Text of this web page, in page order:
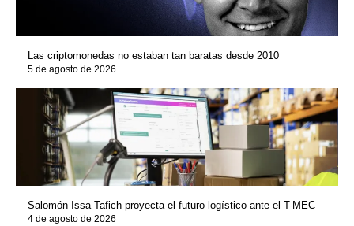
Las criptomonedas no estaban tan baratas desde 2010
5 de agosto de 2026
Salomón Issa Tafich proyecta el futuro logístico ante el T-MEC
4 de agosto de 2026